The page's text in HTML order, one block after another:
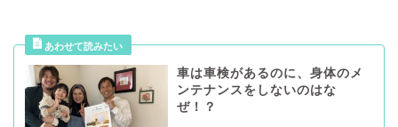
車は車検があるのに、身体のメ
ンテナンスをしないのはな
ぜ！？